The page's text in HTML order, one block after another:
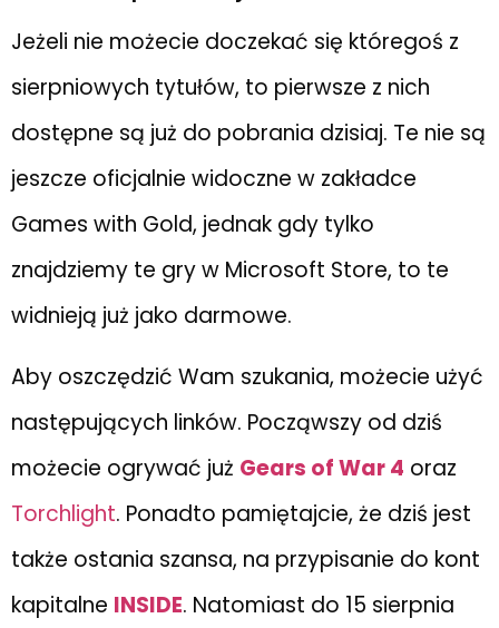
Jeżeli nie możecie doczekać się któregoś z
sierpniowych tytułów, to pierwsze z nich
dostępne są już do pobrania dzisiaj. Te nie są
jeszcze oficjalnie widoczne w zakładce
Games with Gold, jednak gdy tylko
znajdziemy te gry w Microsoft Store, to te
widnieją już jako darmowe.
Aby oszczędzić Wam szukania, możecie użyć
następujących linków. Począwszy od dziś
możecie ogrywać już Gears of War 4 oraz
Torchlight. Ponadto pamiętajcie, że dziś jest
także ostania szansa, na przypisanie do kont
kapitalne INSIDE. Natomiast do 15 sierpnia